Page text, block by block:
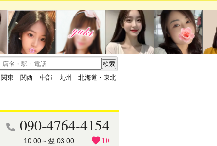
関東 関西 中部 九州 北海道・東北
090-4764-4154
10:00～翌 03:00 10